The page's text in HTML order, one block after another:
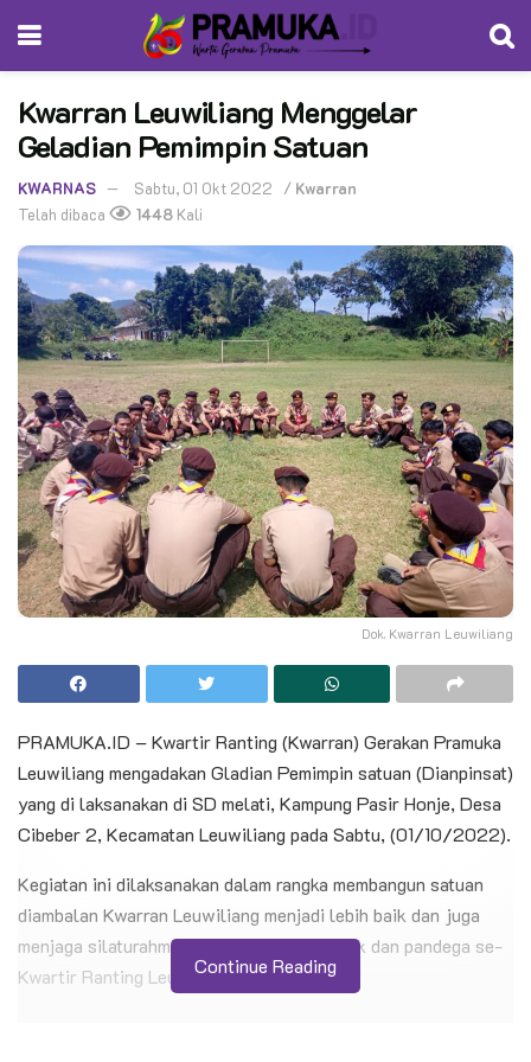
Kwarran Leuwiliang Menggelar
Geladian Pemimpin Satuan
KWARNAS Sabtu, 01 Okt 2022 / Kwarran
Telah dibaca
1448 Kali
Dok. Kwarran Leuwiliang
PRAMUKA.ID – Kwartir Ranting (Kwarran) Gerakan Pramuka
Leuwiliang mengadakan Gladian Pemimpin satuan (Dianpinsat)
yang di laksanakan di SD melati, Kampung Pasir Honje, Desa
Cibeber 2, Kecamatan Leuwiliang pada Sabtu, (01/10/2022).
Kegiatan ini dilaksanakan dalam rangka membangun satuan
diambalan Kwarran Leuwiliang menjadi lebih baik dan juga
menjaga silaturahmi antar Pramuka penegak dan pandega se-
Kwartir Ranting Leuwiliang.Continue Reading